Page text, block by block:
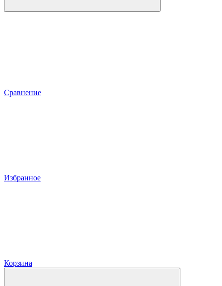
Сравнение
Избранное
Корзина